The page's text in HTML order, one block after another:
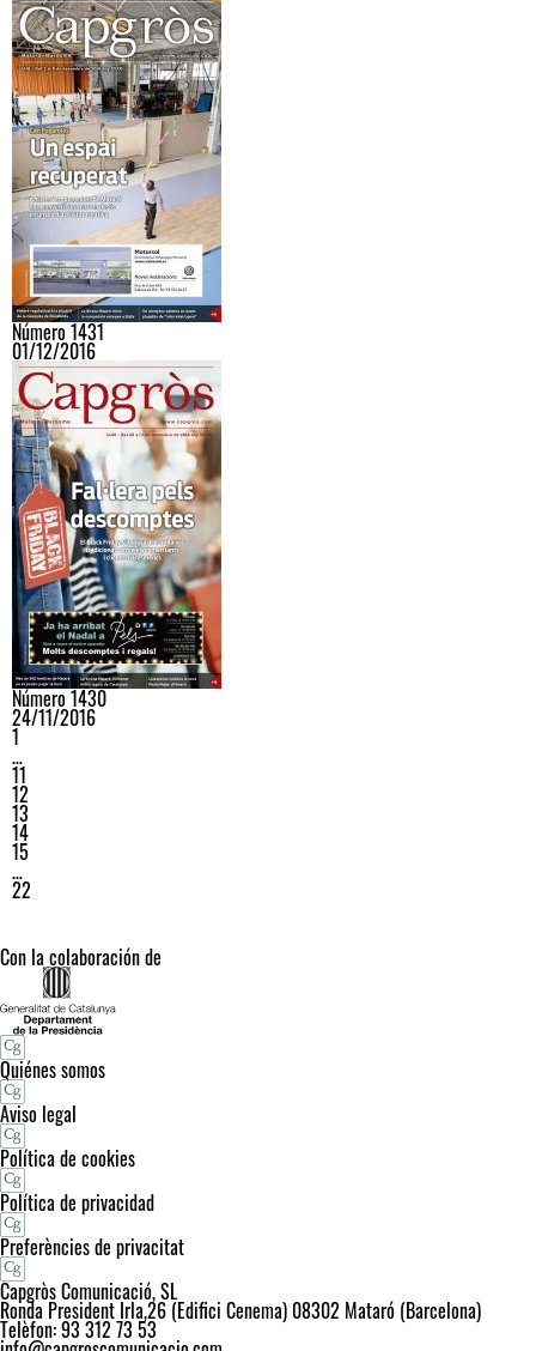
Número 1431
01/12/2016
Número 1430
24/11/2016
1
…
11
12
13
14
15
…
22
Con la colaboración de
Quiénes somos
Aviso legal
Política de cookies
Política de privacidad
Preferències de privacitat
Capgròs Comunicació, SL
Ronda President Irla,26 (Edifici Cenema) 08302 Mataró (Barcelona)
Telèfon: 93 312 73 53